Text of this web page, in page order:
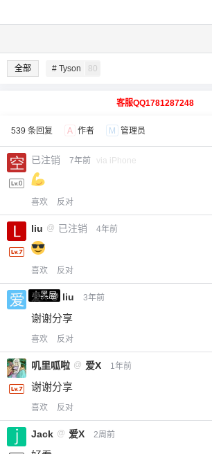
全部 # Tyson 80
客服QQ1781287248
539 条回复 A 作者 M 管理员
已注销 7年前 via iPhone
喜欢 反对
liu @ 已注销 4年前
喜欢 反对
小黑屋
爱X @ liu 3年前
谢谢分享
喜欢 反对
叽里呱啦 @ 爱X 1年前
谢谢分享
喜欢 反对
Jack @ 爱X 2周前